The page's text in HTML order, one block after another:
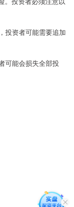
投资者可能需要追加
可能会损失全部投